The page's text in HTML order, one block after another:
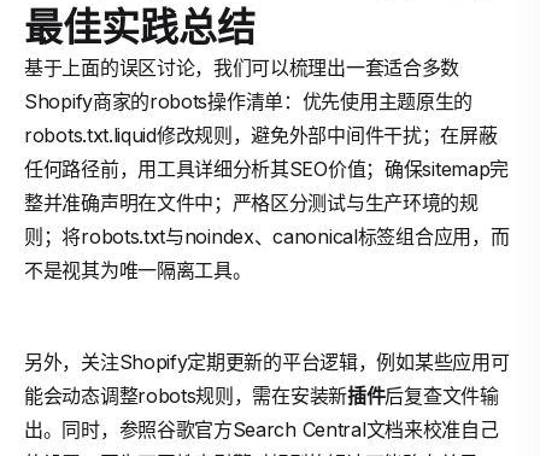
最佳实践总结
基于上面的误区讨论，我们可以梳理出一套适合多数
Shopify商家的robots操作清单：优先使用主题原生的
robots.txt.liquid修改规则，避免外部中间件干扰；在屏蔽
任何路径前，用工具详细分析其SEO价值；确保sitemap完
整并准确声明在文件中；严格区分测试与生产环境的规
则；将robots.txt与noindex、canonical标签组合应用，而
不是视其为唯一隔离工具。
另外，关注Shopify定期更新的平台逻辑，例如某些应用可
能会动态调整robots规则，需在安装新插件后复查文件输
出。同时，参照谷歌官方Search Central文档来校准自己